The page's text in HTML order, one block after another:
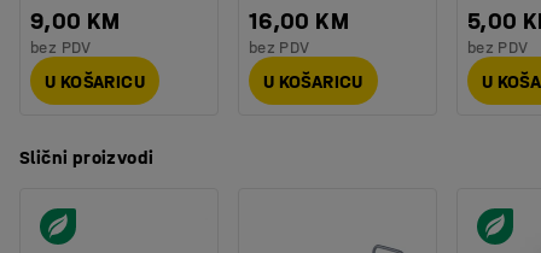
9,00 KM
bez PDV
U KOŠARICU
16,00 KM
bez PDV
U KOŠARICU
5,00
bez PDV
U
Slični proizvodi